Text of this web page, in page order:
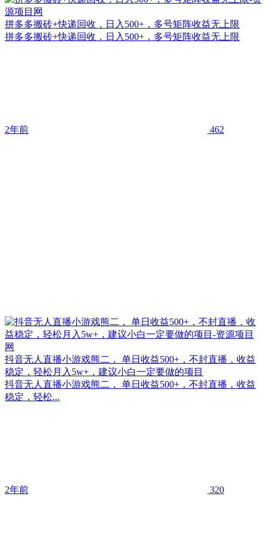
拼多多搬砖+快递回收，日入500+，多号矩阵收益无上限
拼多多搬砖+快递回收，日入500+，多号矩阵收益无上限
2年前 462
抖音无人直播小游戏熊二， 单日收益500+，不封直播，收益
稳定，轻松月入5w+，建议小白一定要做的项目
抖音无人直播小游戏熊二， 单日收益500+，不封直播，收益
稳定，轻松...
2年前 320